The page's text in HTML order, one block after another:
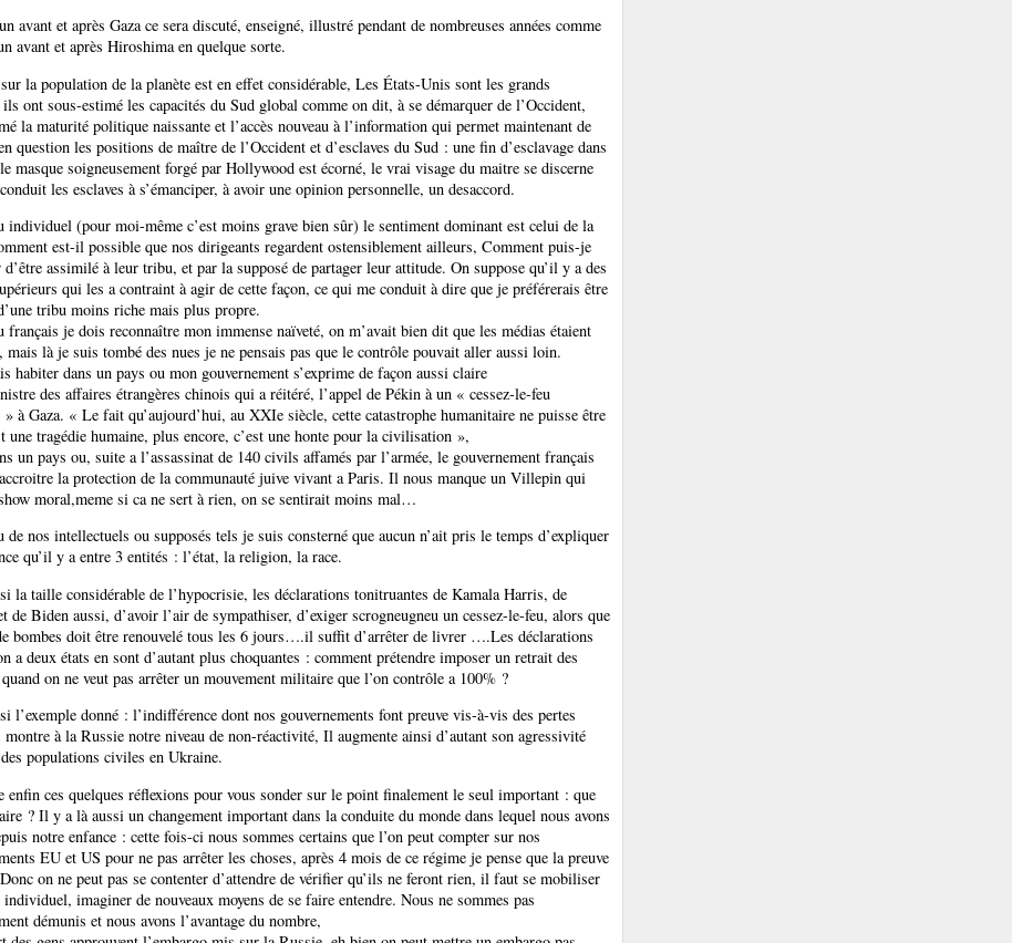
avant et après Gaza ce sera discuté, enseigné, illustré pendant de nombreuses années comme
avant et après Hiroshima en quelque sorte.
la population de la planète est en effet considérable, Les États-Unis sont les grands
ont sous-estimé les capacités du Sud global comme on dit, à se démarquer de l’Occident,
la maturité politique naissante et l’accès nouveau à l’information qui permet maintenant de
question les positions de maître de l’Occident et d’esclaves du Sud : une fin d’esclavage dans
masque soigneusement forgé par Hollywood est écorné, le vrai visage du maitre se discerne
les esclaves à s’émanciper, à avoir une opinion personnelle, un desaccord.
individuel (pour moi-même c’est moins grave bien sûr) le sentiment dominant est celui de la
est-il possible que nos dirigeants regardent ostensiblement ailleurs, Comment puis-je
d’être assimilé à leur tribu, et par la supposé de partager leur attitude. On suppose qu’il y a des
qui les a contraint à agir de cette façon, ce qui me conduit à dire que je préférerais être
tribu moins riche mais plus propre.
français je dois reconnaître mon immense naïveté, on m’avait bien dit que les médias étaient
mais là je suis tombé des nues je ne pensais pas que le contrôle pouvait aller aussi loin.
habiter dans un pays ou mon gouvernement s’exprime de façon aussi claire
des affaires étrangères chinois qui a réitéré, l’appel de Pékin à un « cessez-le-feu
à Gaza. « Le fait qu’aujourd’hui, au XXIe siècle, cette catastrophe humanitaire ne puisse être
une tragédie humaine, plus encore, c’est une honte pour la civilisation »,
un pays ou, suite a l’assassinat de 140 civils affamés par l’armée, le gouvernement français
la protection de la communauté juive vivant a Paris. Il nous manque un Villepin qui
moral,meme si ca ne sert à rien, on se sentirait moins mal…
de nos intellectuels ou supposés tels je suis consterné que aucun n’ait pris le temps d’expliquer
qu’il y a entre 3 entités : l’état, la religion, la race.
la taille considérable de l’hypocrisie, les déclarations tonitruantes de Kamala Harris, de
de Biden aussi, d’avoir l’air de sympathiser, d’exiger scrogneugneu un cessez-le-feu, alors que
bombes doit être renouvelé tous les 6 jours….il suffit d’arrêter de livrer ….Les déclarations
a deux états en sont d’autant plus choquantes : comment prétendre imposer un retrait des
on ne veut pas arrêter un mouvement militaire que l’on contrôle a 100% ?
l’exemple donné : l’indifférence dont nos gouvernements font preuve vis-à-vis des pertes
montre à la Russie notre niveau de non-réactivité, Il augmente ainsi d’autant son agressivité
populations civiles en Ukraine.
enfin ces quelques réflexions pour vous sonder sur le point finalement le seul important : que
? Il y a là aussi un changement important dans la conduite du monde dans lequel nous avons
notre enfance : cette fois-ci nous sommes certains que l’on peut compter sur nos
EU et US pour ne pas arrêter les choses, après 4 mois de ce régime je pense que la preuve
on ne peut pas se contenter d’attendre de vérifier qu’ils ne feront rien, il faut se mobiliser
individuel, imaginer de nouveaux moyens de se faire entendre. Nous ne sommes pas
démunis et nous avons l’avantage du nombre,